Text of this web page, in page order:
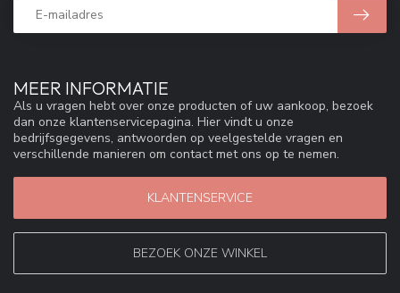
MEER INFORMATIE
Als u vragen hebt over onze producten of uw aankoop, bezoek
dan onze klantenservicepagina. Hier vindt u onze
bedrijfsgegevens, antwoorden op veelgestelde vragen en
verschillende manieren om contact met ons op te nemen.
KLANTENSERVICE
BEZOEK ONZE WINKEL